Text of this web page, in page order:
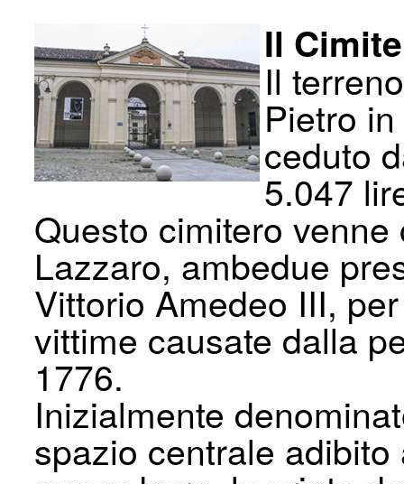
Il
Il
Pietro
ceduto
5.047
Questo cimitero
Lazzaro, ambedue
Vittorio Amedeo III,
vittime causate dalla
1776.
Inizialmente
spazio centrale